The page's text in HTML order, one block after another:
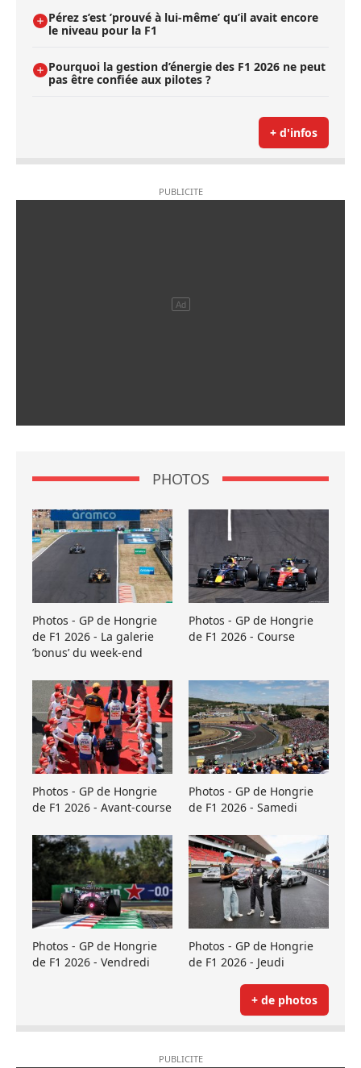
Pérez s’est ’prouvé à lui-même’ qu’il avait encore
le niveau pour la F1
Pourquoi la gestion d’énergie des F1 2026 ne peut
pas être confiée aux pilotes ?
+ d'infos
PHOTOS
Photos - GP de Hongrie
de F1 2026 - La galerie
’bonus’ du week-end
Photos - GP de Hongrie
de F1 2026 - Course
Photos - GP de Hongrie
de F1 2026 - Avant-course
Photos - GP de Hongrie
de F1 2026 - Samedi
Photos - GP de Hongrie
de F1 2026 - Vendredi
Photos - GP de Hongrie
de F1 2026 - Jeudi
+ de photos